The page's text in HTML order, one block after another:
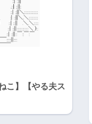
こ】【やる夫ス